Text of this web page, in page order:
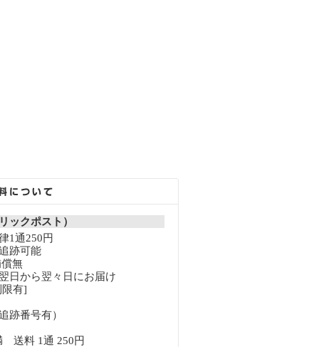
ックポスト）
1通250円
跡可能
無
日から翌々日にお届け
有]
跡番号有）
送料 1通 250円